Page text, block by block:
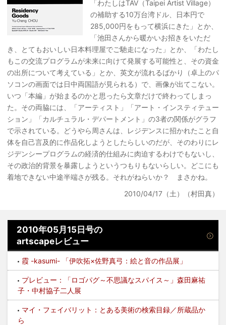
「わたしはTAV（Taipei Artist Village）
の補助する10万台湾ドル、日本円で
285,000円をもって横浜にきた」とか、
「池田さんから暖かいお招きをいただ
き、とてもおいしい日本料理屋でご馳走になった」とか、「わたし
もこの交流プログラムが未来に向けて発展する可能性と、その資金
の出所について考えている」とか、英文が流れるばかり（卓上のパ
ソコンの画面では日中両国語が見られる）で、画像が出てこない。
いつ「本編」が始まるのかと思ったら文章だけで終わってしまっ
た。その両脇には、「アーティスト」「アート・インスティテュー
ション」「カルチュラル・デパートメント」の3者の関係がグラフ
で示されている。どうやら周さんは、レジデンスに招かれたこと自
体を自己言及的に作品化しようとしたらしいのだが、そのわりにレ
ジデンシープログラムの経済的仕組みに肉迫するわけでもないし、
その政治的背景を暴露しようというつもりもないらしい。どこにも
着地できない中途半端さが残る。それがねらいか？ まさかね。
2010/04/17（土）（村田真）
2010年05月15日号の
artscapeレビュー
霞 -kasumi- 「伊吹拓×佐野真弓：絵と音の作品展」
プレビュー：「ロゴパグ～不思議なスパイス～」森田麻祐
子・中村協子二人展
マイ・フェイバリット：とある美術の検索目録／所蔵品か
ら